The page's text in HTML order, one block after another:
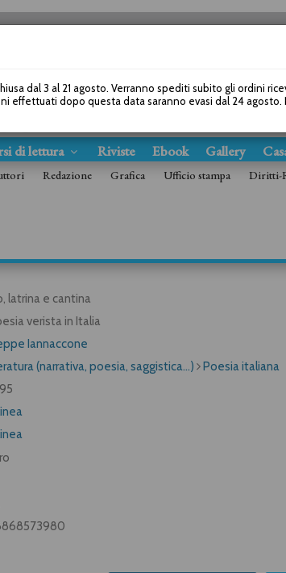
di lettura Riviste Ebook Gallery
Redazione Grafica Ufficio stampa Diritti-
latrina e cantina
verista in Italia
Iannaccone
(narrativa, poesia, saggistica...)
Poesia italiana
dal 3 al 21 agosto. Verranno spediti subito gli ordini
effettuati dopo questa data saranno evasi dal 24 agosto.